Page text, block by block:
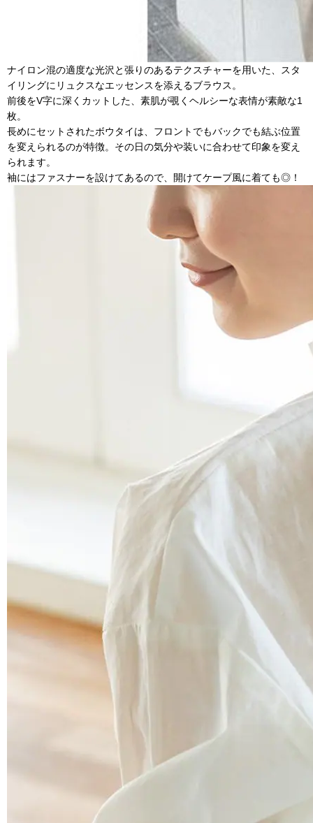
ナイロン混の適度な光沢と張りのあるテクスチャーを用いた、スタ
イリングにリュクスなエッセンスを添えるブラウス。
前後をV字に深くカットした、素肌が覗くヘルシーな表情が素敵な1
枚。
長めにセットされたボウタイは、フロントでもバックでも結ぶ位置
を変えられるのが特徴。その日の気分や装いに合わせて印象を変え
られます。
袖にはファスナーを設けてあるので、開けてケープ風に着ても◎！